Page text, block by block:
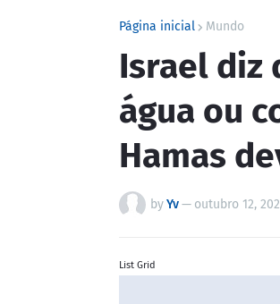
Página inicial Mundo
Israel diz
água ou
Hamas
byYv— outubro 12,
List Grid